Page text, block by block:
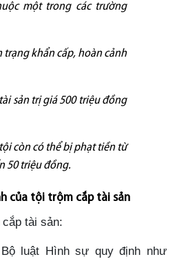
một trong các trường
trạng khẩn cấp, hoàn cảnh
sản trị giá 500 triệu đồng
còn có thể bị phạt tiền từ
50 triệu đồng.
của tội trộm cắp tài sản
tài sản:
luật Hình sự quy định như